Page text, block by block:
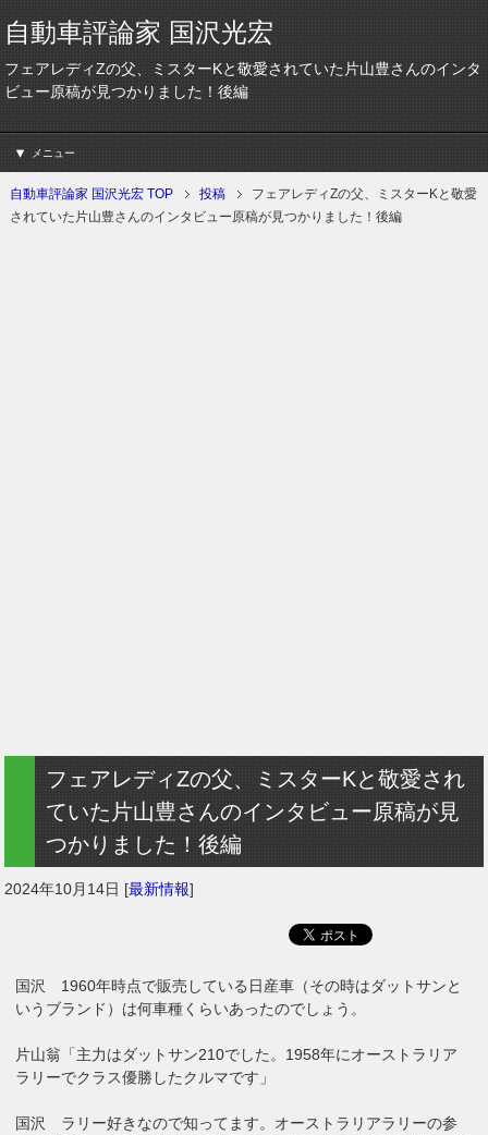
自動車評論家 国沢光宏
フェアレディZの父、ミスターKと敬愛されていた片山豊さんのインタ
ビュー原稿が見つかりました！後編
メニュー
自動車評論家 国沢光宏 TOP 投稿
フェアレディZの父、ミスターKと敬愛
されていた片山豊さんのインタビュー原稿が見つかりました！後編
フェアレディZの父、ミスターKと敬愛され
ていた片山豊さんのインタビュー原稿が見
つかりました！後編
2024年10月14日 [最新情報]
国沢 1960年時点で販売している日産車（その時はダットサンと
いうブランド）は何車種くらいあったのでしょう。
片山翁「主力はダットサン210でした。1958年にオーストラリア
ラリーでクラス優勝したクルマです」
国沢 ラリー好きなので知ってます。オーストラリアラリーの参